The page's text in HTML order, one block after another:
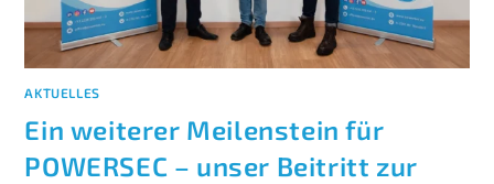
AKTUELLES
Ein weiterer Meilenstein für
POWERSEC – unser Beitritt zur